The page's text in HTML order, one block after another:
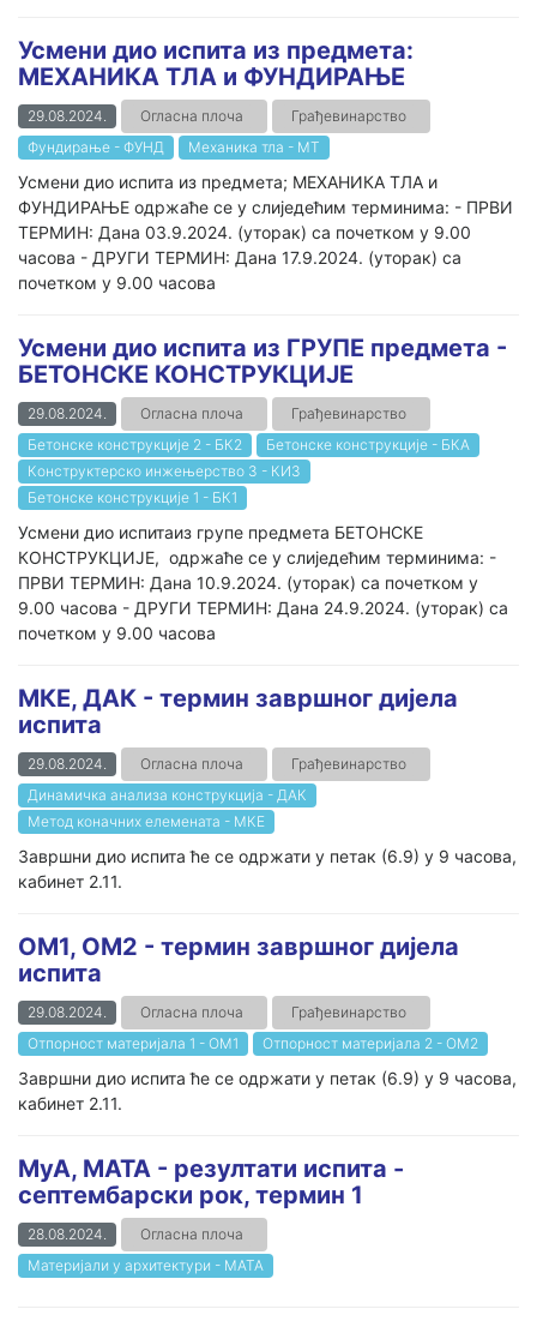
Усмени дио испита из предмета:
МЕХАНИКА ТЛА и ФУНДИРАЊЕ
29.08.2024. Огласна плоча
Грађевинарство
Фундирање - ФУНД
Механика тла - МТ
Усмени дио испита из предмета; МЕХАНИКА ТЛА и
ФУНДИРАЊЕ одржаће се у слиједећим терминима: - ПРВИ
ТЕРМИН: Дана 03.9.2024. (уторак) са почетком у 9.00
часова - ДРУГИ ТЕРМИН: Дана 17.9.2024. (уторак) са
почетком у 9.00 часова
Усмени дио испита из ГРУПЕ предмета -
БЕТОНСКЕ КОНСТРУКЦИЈЕ
29.08.2024. Огласна плоча
Грађевинарство
Бетонске конструкције 2 - БК2
Бетонске конструкције - БКА
Конструктерско инжењерство 3 - КИ3
Бетонске конструкције 1 - БК1
Усмени дио испитаиз групе предмета БЕТОНСКЕ
КОНСТРУКЦИЈЕ, одржаће се у слиједећим терминима: -
ПРВИ ТЕРМИН: Дана 10.9.2024. (уторак) са почетком у
9.00 часова - ДРУГИ ТЕРМИН: Дана 24.9.2024. (уторак) са
почетком у 9.00 часова
МКЕ, ДАК - термин завршног дијела
испита
29.08.2024. Огласна плоча
Грађевинарство
Динамичка анализа конструкција - ДАК
Метод коначних елемената - МКЕ
Завршни дио испита ће се одржати у петак (6.9) у 9 часова,
кабинет 2.11.
ОМ1, ОМ2 - термин завршног дијела
испита
29.08.2024. Огласна плоча
Грађевинарство
Отпорност материјала 1 - ОМ1
Отпорност материјала 2 - ОМ2
Завршни дио испита ће се одржати у петак (6.9) у 9 часова,
кабинет 2.11.
MуА, МATA - резултати испита -
септембарски рок, термин 1
28.08.2024.
Огласна плоча
Материјали у архитектури - МАТА